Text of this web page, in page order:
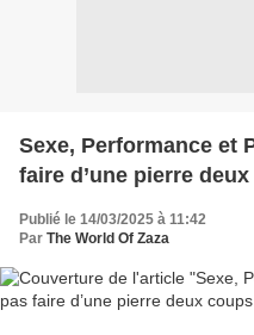
Sexe, Performance et
faire d’une pierre
Publié le 14/03/2025 à 11:42
Par The World Of Zaza